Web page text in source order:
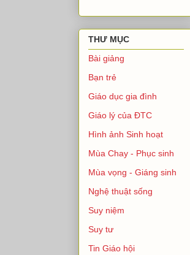
THƯ MỤC
Bài giảng
Bạn trẻ
Giáo dục gia đình
Giáo lý của ĐTC
Hình ảnh Sinh hoạt
Mùa Chay - Phục sinh
Mùa vọng - Giáng sinh
Nghệ thuật sống
Suy niệm
Suy tư
Tin Giáo hội